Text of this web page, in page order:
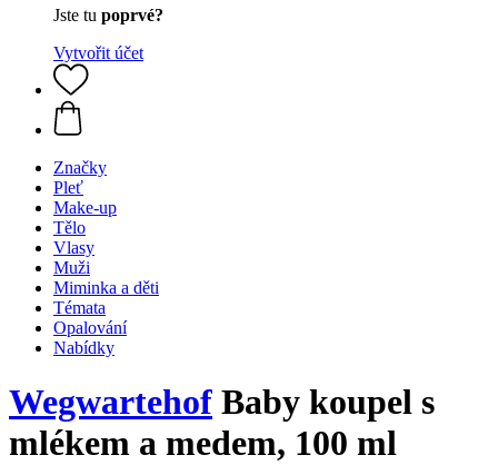
Jste tu poprvé?
Vytvořit účet
Značky
Pleť
Make-up
Tělo
Vlasy
Muži
Miminka a děti
Témata
Opalování
Nabídky
Wegwartehof Baby koupel s
mlékem a medem, 100 ml